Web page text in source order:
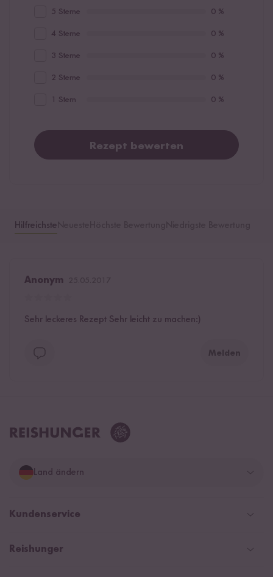
5 Sterne 0 %
4 Sterne 0 %
3 Sterne 0 %
2 Sterne 0 %
1 Stern 0 %
Rezept bewerten
Hilfreichste
Anonym
Sehr leckeres Rezept Sehr leicht zu machen:)
Melden
Land ändern
Deutschland
Kundenservice
Help Center & FAQ
Reishunger